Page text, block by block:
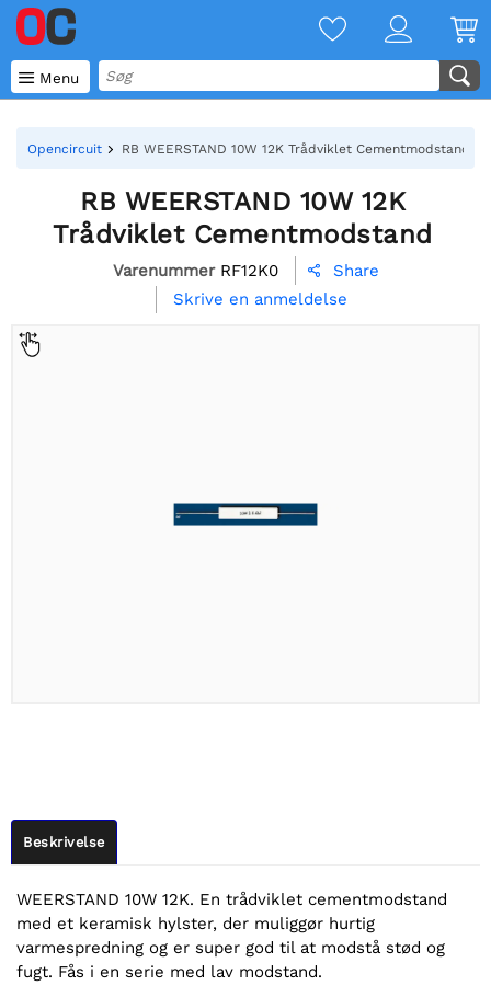
 Menu
Opencircuit RB WEERSTAND 10W 12K Trådviklet Cementmodstand
RB WEERSTAND 10W 12K
Trådviklet Cementmodstand
Varenummer RF12K0 
Share
Skrive en anmeldelse
Beskrivelse
WEERSTAND 10W 12K. En trådviklet cementmodstand
med et keramisk hylster, der muliggør hurtig
varmespredning og er super god til at modstå stød og
fugt. Fås i en serie med lav modstand.